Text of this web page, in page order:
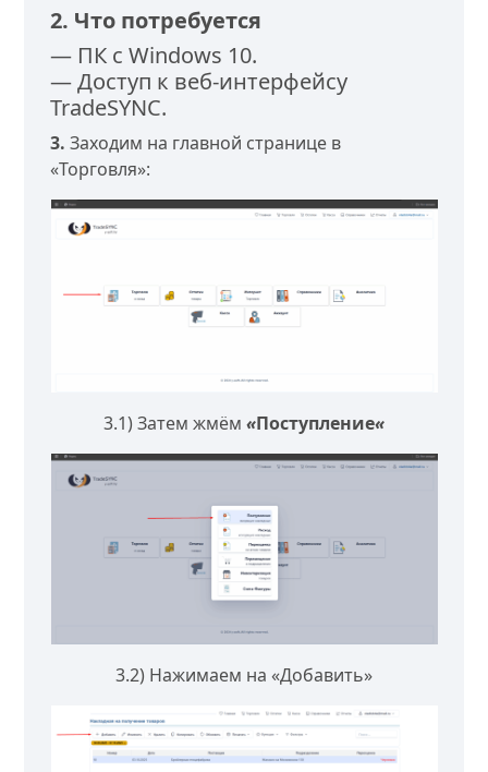
2. Что потребуется
— ПК с Windows 10.
— Доступ к веб-интерфейсу
TradeSYNC.
3. Заходим на главной странице в
«Торговля»:
3.1) Затем жмём «Поступление«
3.2) Нажимаем на «Добавить»